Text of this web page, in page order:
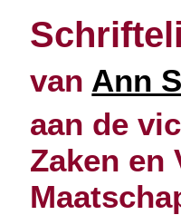
van Ann
aan de
Zaken en